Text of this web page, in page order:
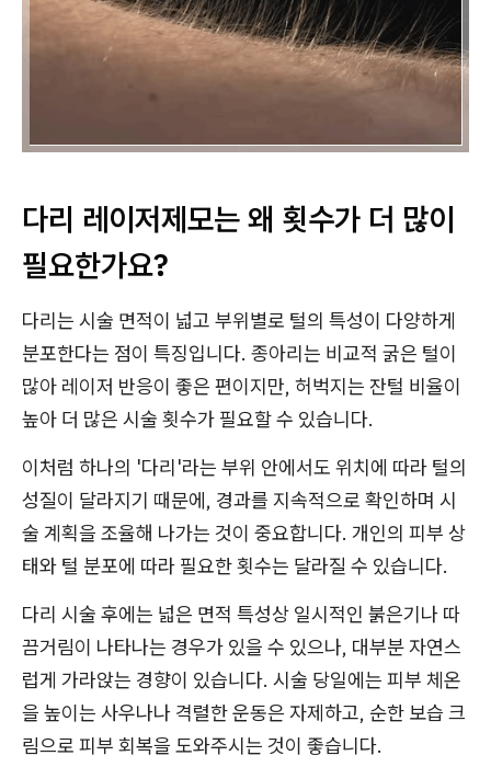
다리 레이저제모는 왜 횟수가 더 많이
필요한가요?
다리는 시술 면적이 넓고 부위별로 털의 특성이 다양하게
분포한다는 점이 특징입니다. 종아리는 비교적 굵은 털이
많아 레이저 반응이 좋은 편이지만, 허벅지는 잔털 비율이
높아 더 많은 시술 횟수가 필요할 수 있습니다.
이처럼 하나의 '다리'라는 부위 안에서도 위치에 따라 털의
성질이 달라지기 때문에, 경과를 지속적으로 확인하며 시
술 계획을 조율해 나가는 것이 중요합니다. 개인의 피부 상
태와 털 분포에 따라 필요한 횟수는 달라질 수 있습니다.
다리 시술 후에는 넓은 면적 특성상 일시적인 붉은기나 따
끔거림이 나타나는 경우가 있을 수 있으나, 대부분 자연스
럽게 가라앉는 경향이 있습니다. 시술 당일에는 피부 체온
을 높이는 사우나나 격렬한 운동은 자제하고, 순한 보습 크
림으로 피부 회복을 도와주시는 것이 좋습니다.